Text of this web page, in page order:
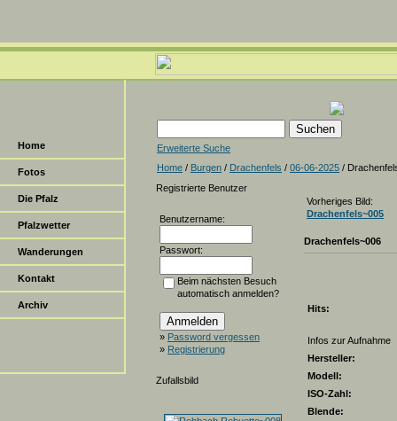
Home
Fotos
Die Pfalz
Pfalzwetter
Wanderungen
Kontakt
Archiv
Erweiterte Suche
Home / Burgen / Drachenfels / 06-06-2025 /
Registrierte Benutzer
Benutzername:
Passwort:
Beim nächsten Besuch
automatisch anmelden?
» Password vergessen
» Registrierung
Zufallsbild
Vorheriges Bild:
Drachenfels~005
Drachenfels~006
Hits:
Infos zur Aufnahme
Hersteller:
Modell:
ISO-Zahl:
Blende: